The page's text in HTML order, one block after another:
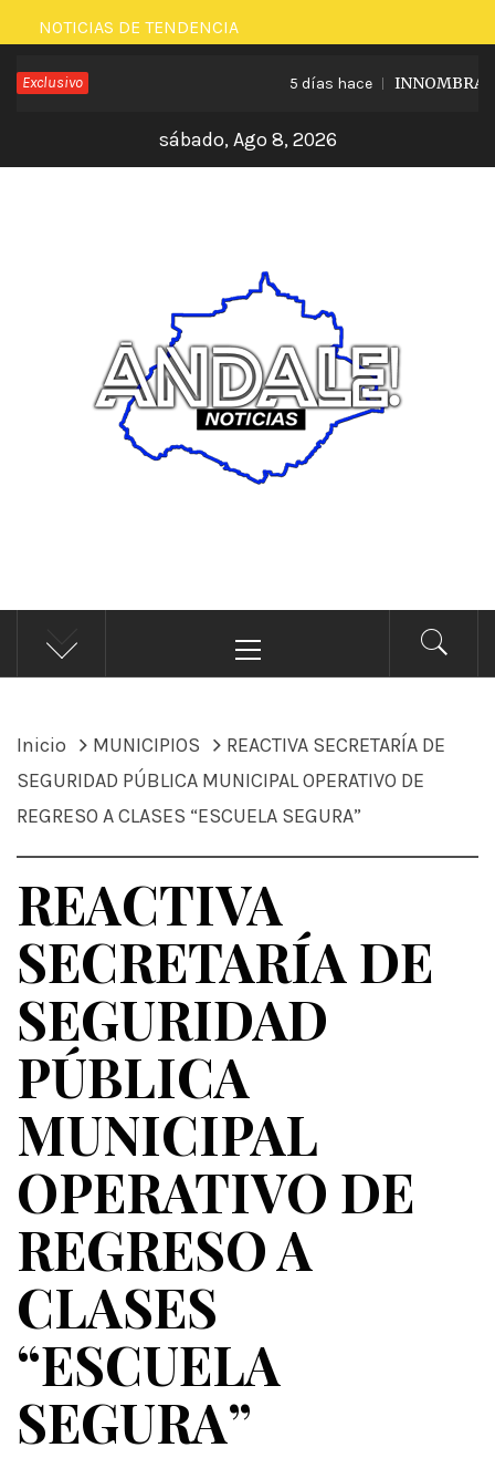
Saltar
al
contenido
NOTICIAS DE TENDENCIA
Exclusivo 5 días hace
sábado, Ago 8, 2026
ÁNDALE NOTICIAS
Noticias
principal
Inicio MUNICIPIOS
REACTIVA SECRETARÍA DE
SEGURIDAD PÚBLICA MUNICIPAL OPERATIVO DE
REGRESO A CLASES “ESCUELA SEGURA”
REACTIVA
SECRETARÍA DE
SEGURIDAD
PÚBLICA
MUNICIPAL
OPERATIVO DE
REGRESO A
CLASES
“ESCUELA
SEGURA”